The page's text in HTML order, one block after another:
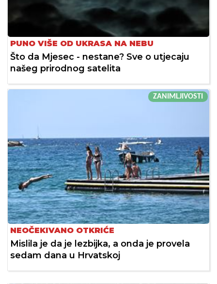
PUNO VIŠE OD UKRASA NA NEBU
Što da Mjesec - nestane? Sve o utjecaju
našeg prirodnog satelita
ZANIMLJIVOSTI
NEOČEKIVANO OTKRIĆE
Mislila je da je lezbijka, a onda je provela
sedam dana u Hrvatskoj